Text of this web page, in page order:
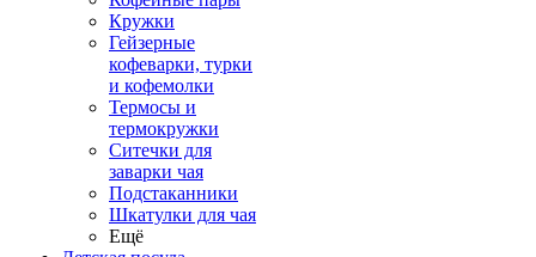
Кружки
Гейзерные
кофеварки, турки
и кофемолки
Термосы и
термокружки
Ситечки для
заварки чая
Подстаканники
Шкатулки для чая
Ещё